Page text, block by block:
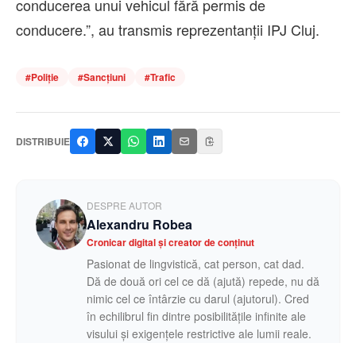
conducerea unui vehicul fără permis de
conducere.”, au transmis reprezentanții IPJ Cluj.
#Poliție #Sancțiuni #Trafic
DISTRIBUIE
DESPRE AUTOR
Alexandru Robea
Cronicar digital și creator de conținut
Pasionat de lingvistică, cat person, cat dad.
Dă de două ori cel ce dă (ajută) repede, nu dă
nimic cel ce întârzie cu darul (ajutorul). Cred
în echilibrul fin dintre posibilitățile infinite ale
visului și exigențele restrictive ale lumii reale.